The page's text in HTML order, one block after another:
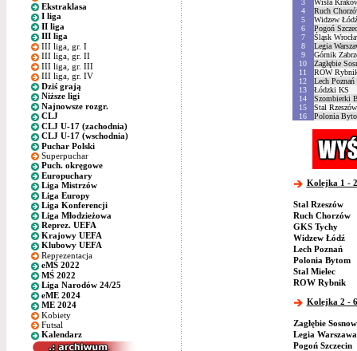
Ekstraklasa
I liga
II liga
III liga
III liga, gr. I
III liga, gr. II
III liga, gr. III
III liga, gr. IV
Dziś grają
Niższe ligi
Najnowsze rozgr.
CLJ
CLJ U-17 (zachodnia)
CLJ U-17 (wschodnia)
Puchar Polski
Superpuchar
Puch. okręgowe
Europuchary
Liga Mistrzów
Liga Europy
Liga Konferencji
Liga Młodzieżowa
Reprez. UEFA
Krajowy UEFA
Klubowy UEFA
Reprezentacja
eMŚ 2022
MŚ 2022
Liga Narodów 24/25
eME 2024
ME 2024
Kobiety
Futsal
Kalendarz
3
Wisła
4
Ruch
5
Widzew Łódź
6
Pogoń
7
Śląsk
8
Legia
9
Górnik
10
Zagłębie
11
ROW
12
Lech Poznań
13
Łódzki KS
14
Szombierki
15
Stal Rzeszów
16
Polonia
Kolejka 1 -
Stal Rzeszów
Ruch Chorzów
GKS Tychy
Widzew Łódź
Lech Poznań
Polonia Bytom
Stal Mielec
ROW Rybnik
Kolejka 2 -
Zagłębie
Legia Warszawa
Pogoń Szczecin